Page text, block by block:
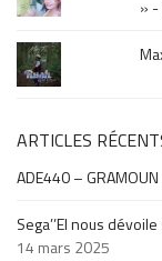
»
ARTICLES
ADE440 –
Sega’’El nous
14 mars 2025